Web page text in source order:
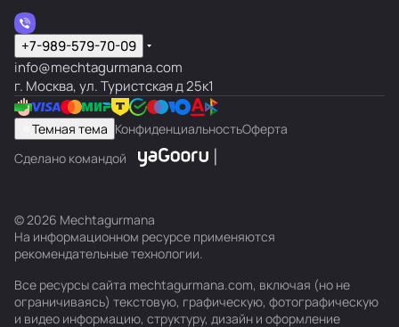
+7-989-579-70-09
info@mechtagurmana.com
г. Москва, ул. Туристская д 25к1
Темная тема КонфиденциальностьОферта
Сделано командой
© 2026 Mechtagurmana
На информационном ресурсе применяются
рекомендательные технологии.
Все ресурсы сайта mechtagurmana.com, включая (но не
ограничиваясь) текстовую, графическую, фотографическую
и видео информацию, структуру, дизайн и оформление